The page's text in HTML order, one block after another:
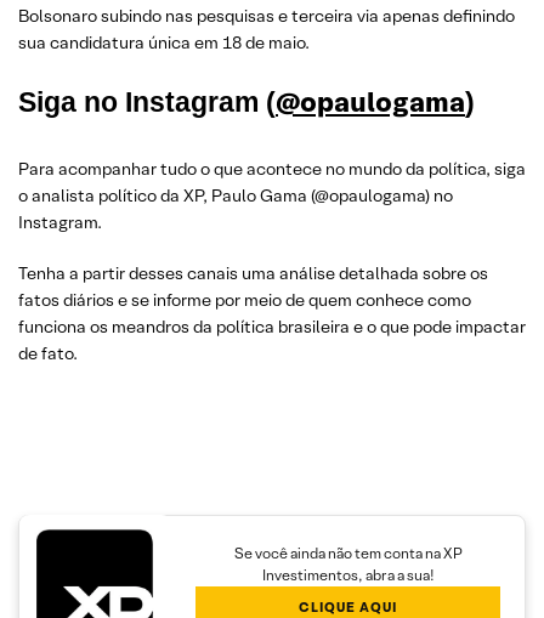
Bolsonaro subindo nas pesquisas e terceira via apenas definindo
sua candidatura única em 18 de maio.
Siga no Instagram (@opaulogama)
Para acompanhar tudo o que acontece no mundo da política, siga
o analista político da XP, Paulo Gama (@opaulogama) no
Instagram.
Tenha a partir desses canais uma análise detalhada sobre os
fatos diários e se informe por meio de quem conhece como
funciona os meandros da política brasileira e o que pode impactar
de fato.
Se você ainda não tem conta na XP
Investimentos, abra a sua!
CLIQUE AQUI